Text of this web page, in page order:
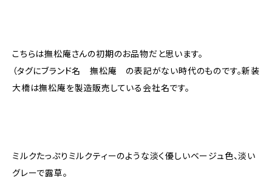
こちらは撫松庵さんの初期のお品物だと思います。
（タグにブランド名 撫松庵 の表記がない時代のものです。新装
大橋は撫松庵を製造販売している会社名です。
ミルクたっぷりミルクティーのような淡く優しいベージュ色、淡い
グレーで露草。